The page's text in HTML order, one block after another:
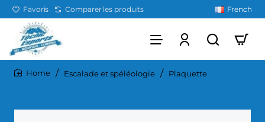
Favoris Comparer les produits French
Escalade et spéléologie Plaquette